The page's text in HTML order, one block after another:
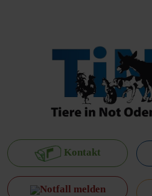
Kontakt
Notfall melden